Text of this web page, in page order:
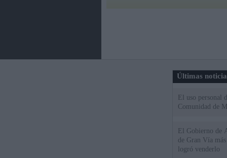
Últimas
El uso personal
Comunidad de
El Gobierno de
de Gran Vía
logró venderlo